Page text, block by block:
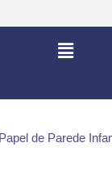
Papel de Parede